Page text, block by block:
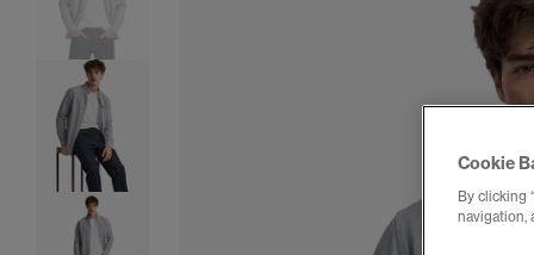
Cookie
By clicking
navigation,